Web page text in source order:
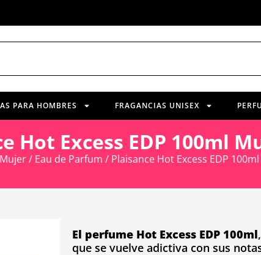
PARA HOMBRES FRAGANCIAS UNISEX
Hot Excess EDP 100ml
Mujer/ Eau de Parfum / Plaisance Hot Excess EDP
El perfume Hot Excess EDP 100ml
que se vuelve adictiva con sus